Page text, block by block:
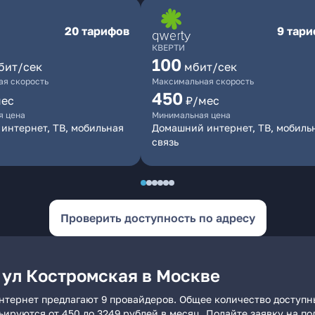
20 тарифов
сек
скорость
цена
ТВ, мобильная
КВЕРТИ
9
100 мбит/сек
Максимальная скорость
450 ₽/мес
Минимальная цена
Домашний интернет, ТВ,
связь
Проверить доступность по адресу
Костромская в Москве
предлагают 9 провайдеров. Общее количество